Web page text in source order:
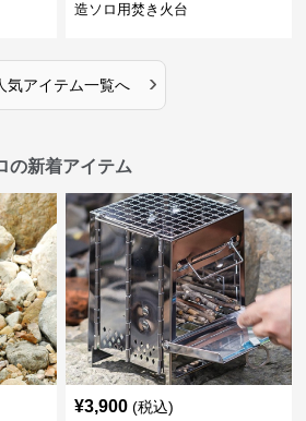
造ソロ用焚き火台
気アイテム一覧へ ›
の新着アイテム
¥3,900 (税込)